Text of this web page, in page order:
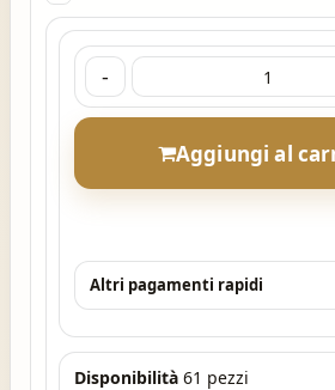
-
Aggiungi al
Altri pagamenti rapidi
Disponibilità 61 pezzi